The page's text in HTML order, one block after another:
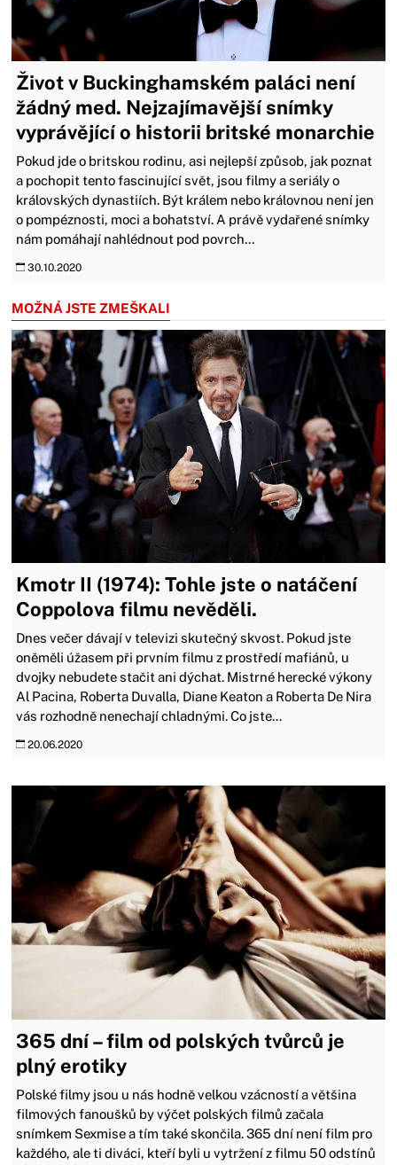
Život v Buckinghamském paláci není
žádný med. Nejzajímavější snímky
vyprávějící o historii britské monarchie
Pokud jde o britskou rodinu, asi nejlepší způsob, jak poznat
a pochopit tento fascinující svět, jsou filmy a seriály o
královských dynastiích. Být králem nebo královnou není jen
o pompéznosti, moci a bohatství. A právě vydařené snímky
nám pomáhají nahlédnout pod povrch...
30.10.2020
MOŽNÁ JSTE ZMEŠKALI
Kmotr II (1974): Tohle jste o natáčení
Coppolova filmu nevěděli.
Dnes večer dávají v televizi skutečný skvost. Pokud jste
oněměli úžasem při prvním filmu z prostředí mafiánů, u
dvojky nebudete stačit ani dýchat. Mistrné herecké výkony
Al Pacina, Roberta Duvalla, Diane Keaton a Roberta De Nira
vás rozhodně nenechají chladnými. Co jste...
20.06.2020
365 dní – film od polských tvůrců je
plný erotiky
Polské filmy jsou u nás hodně velkou vzácností a většina
filmových fanoušků by výčet polských filmů začala
snímkem Sexmise a tím také skončila. 365 dní není film pro
každého, ale ti diváci, kteří byli u vytržení z filmu 50 odstínů